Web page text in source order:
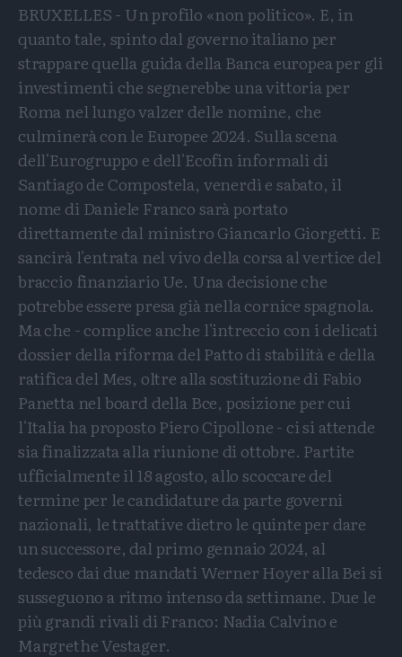
BRUXELLES - Un profilo «non politico». E, in
quanto tale, spinto dal governo italiano per
strappare quella guida della Banca europea per gli
investimenti che segnerebbe una vittoria per
Roma nel lungo valzer delle nomine, che
culminerà con le Europee 2024. Sulla scena
dell'Eurogruppo e dell'Ecofin informali di
Santiago de Compostela, venerdì e sabato, il
nome di Daniele Franco sarà portato
direttamente dal ministro Giancarlo Giorgetti. E
sancirà l'entrata nel vivo della corsa al vertice del
braccio finanziario Ue. Una decisione che
potrebbe essere presa già nella cornice spagnola.
Ma che - complice anche l'intreccio con i delicati
dossier della riforma del Patto di stabilità e della
ratifica del Mes, oltre alla sostituzione di Fabio
Panetta nel board della Bce, posizione per cui
l'Italia ha proposto Piero Cipollone - ci si attende
sia finalizzata alla riunione di ottobre. Partite
ufficialmente il 18 agosto, allo scoccare del
termine per le candidature da parte governi
nazionali, le trattative dietro le quinte per dare
un successore, dal primo gennaio 2024, al
tedesco dai due mandati Werner Hoyer alla Bei si
susseguono a ritmo intenso da settimane. Due le
più grandi rivali di Franco: Nadia Calvino e
Margrethe Vestager.